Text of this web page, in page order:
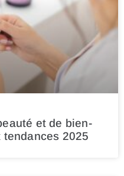
et de bien-
2025